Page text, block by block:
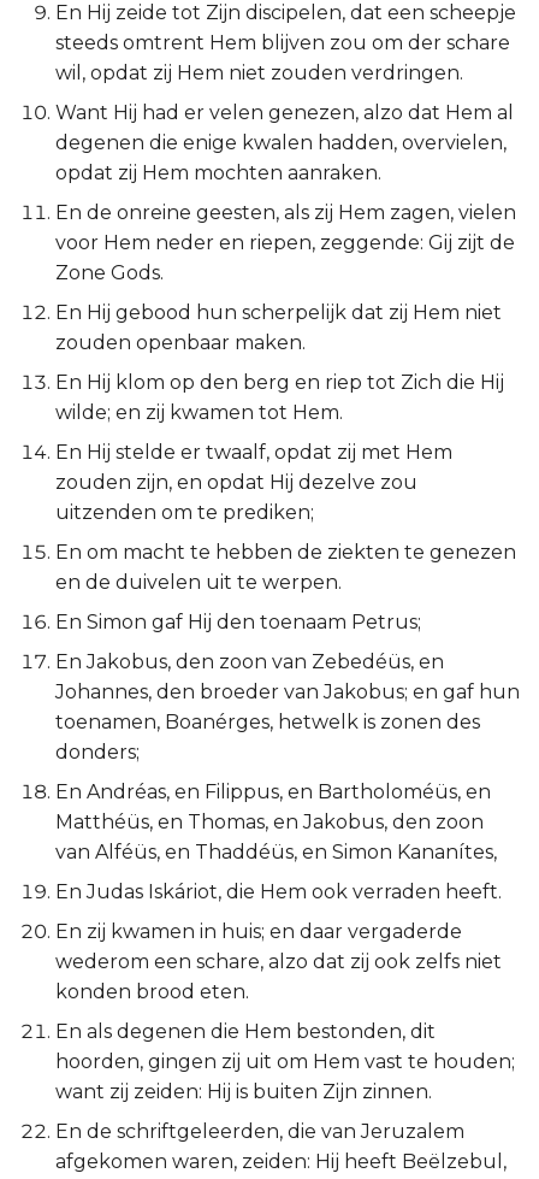
Psalmen
Prediker
Hooglied
Jesaja
Klaagliederen
Ezechiël
Daniël
Joël
Amos
Obadja
Jona
Micha
Nahum
Hábakuk
Zefánja
Haggaï
Zacharía
En Hij zeide tot Zijn discipelen, dat een scheepje
steeds omtrent Hem blijven zou om der schare
wil, opdat zij Hem niet zouden verdringen.
Want Hij had er velen genezen, alzo dat Hem al
degenen die enige kwalen hadden, overvielen,
opdat zij Hem mochten aanraken.
En de onreine geesten, als zij Hem zagen, vielen
voor Hem neder en riepen, zeggende: Gij zijt de
Zone Gods.
En Hij gebood hun scherpelijk dat zij Hem niet
zouden openbaar maken.
En Hij klom op den berg en riep tot Zich die Hij
wilde; en zij kwamen tot Hem.
En Hij stelde er twaalf, opdat zij met Hem
zouden zijn, en opdat Hij dezelve zou
uitzenden om te prediken;
En om macht te hebben de ziekten te genezen
en de duivelen uit te werpen.
En Simon gaf Hij den toenaam Petrus;
En Jakobus, den zoon van Zebedéüs, en
Johannes, den broeder van Jakobus; en gaf hun
toenamen, Boanérges, hetwelk is zonen des
donders;
En Andréas, en Filippus, en Bartholoméüs, en
Matthéüs, en Thomas, en Jakobus, den zoon
van Alféüs, en Thaddéüs, en Simon Kananítes,
En Judas Iskáriot, die Hem ook verraden heeft.
En zij kwamen in huis; en daar vergaderde
wederom een schare, alzo dat zij ook zelfs niet
konden brood eten.
En als degenen die Hem bestonden, dit
hoorden, gingen zij uit om Hem vast te houden;
want zij zeiden: Hij is buiten Zijn zinnen.
En de schriftgeleerden, die van Jeruzalem
afgekomen waren, zeiden: Hij heeft Beëlzebul,